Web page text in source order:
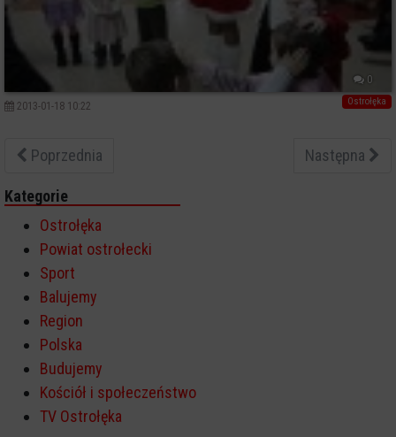
0
Ostrołęka
2013-01-18 10:22
Poprzednia Następna
Kategorie
Ostrołęka
Powiat ostrołecki
Sport
Balujemy
Region
Polska
Budujemy
Kościół i społeczeństwo
TV Ostrołęka